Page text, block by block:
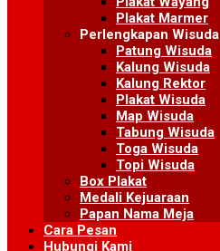
Plakat Marmer
Perlengkapan Wisuda
Patung Wisuda
Kalung Wisuda
Kalung Rektor
Plakat Wisuda
Map Wisuda
Tabung Wisuda
Toga Wisuda
Topi Wisuda
Box Plakat
Medali Kejuaraan
Papan Nama Meja
Cara Pesan
Hubungi Kami